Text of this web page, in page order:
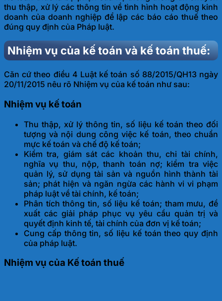
thu thập, xử lý các thông tin về tình hình hoạt động kinh
doanh của doanh nghiệp để lập các báo cáo thuế theo
đúng quy định của Pháp luật.
Nhiệm vụ của kế toán và kế toán thuế:
Căn cứ theo điều 4 Luật kế toán số 88/2015/QH13 ngày
20/11/2015 nêu rõ Nhiệm vụ của kế toán như sau:
Nhiệm vụ kế toán
Thu thập, xử lý thông tin, số liệu kế toán theo đối
tượng và nội dung công việc kế toán, theo chuẩn
mực kế toán và chế độ kế toán;
Kiểm tra, giám sát các khoản thu, chi tài chính,
nghĩa vụ thu, nộp, thanh toán nợ; kiểm tra việc
quản lý, sử dụng tài sản và nguồn hình thành tài
sản; phát hiện và ngăn ngừa các hành vi vi phạm
pháp luật về tài chính, kế toán;
Phân tích thông tin, số liệu kế toán; tham mưu, đề
xuất các giải pháp phục vụ yêu cầu quản trị và
quyết định kinh tế, tài chính của đơn vị kế toán;
Cung cấp thông tin, số liệu kế toán theo quy định
của pháp luật.
Nhiệm vụ của Kế toán thuế